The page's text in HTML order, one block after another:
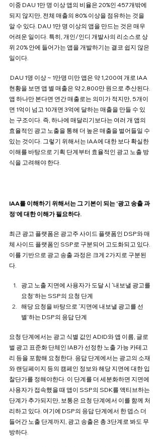
이중 DAU 1만 명 이상 앱의 비율은 20%인 457개밖에
되지 않지만, 전체 매출의 80% 이상을 점유하는 것을
알 수 있다. DAU 1만 명 이상의 앱을 만드는 것은 매우
어려운 일이다. 특히, 개인/인디 개발사의 리소스로 상
위 20% 안에 들어가는 앱을 개발하기는 결코 쉽지 않은
일이다.
현황을 보면 앱 별 매출은 약 2,800만 원으로 추산된다.
앱 하나만 본다면 연간 매출로는 의미가 적지만, 5개이
면 1억이 넘고 10개면 3억에 달하는 매출을 만들 수 있
는 구조이다. 즉, 하나에 매달리기보다는 여러 개 앱의
효율적인 광고 노출을 통해 더 높은 매출을 벌어들일 수
있는 것이다. 그렇기 위해서는 IAA에 대한 보다 확실한
이해를 바탕으로 기획 단계부터 효율적인 광고 노출 방
식을 고려해야 한다.
IAA를 이해하기 위해서는 그 기본이 되는 ‘광고 송출 과
정’에 대한 이해가 필요하다.
최근 광고 플랫폼은 광고주 사이드 플랫폼인 DSP와 매
체 사이드 플랫폼인 SSP로 구분되어 고도화되고 있다.
이를 기반으로 광고 송출 과정은 크게 2가지로 구분된
다.
광고 노출 지면에 사용자가 도달 시 ‘내보낼 광고를
요청’하는 SSP의 요청 단계
해당 요청을 바탕으로 ‘지면에 내보낼 광고를 선
별’하는 DSP의 응답 단계
요청 단계에서는 광고 식별 값인 ADID와 앱 이름, 글로
벌 광고 표준화 단체인 IAB가 선정한 노출 가능 카테고
리 등을 포함해 요청한다. 응답 단계에서는 광고의 소재
와 랜딩페이지 등의 캠페인 정보와 해당 지면에 대한 입
찰단가를 정해야한다. 이 단계를 더 세분화하면 지면에
사용자가 접속했을 때 앱이 SSP의 SDK를 액티브하는
단계가 추가되지만, 보통은 요청 단계에서 이를 함께 처
리하고 있다. 여기에 DSP의 응답 단계에서 한 뎁스 더
들어간 노출 단계까지, 광고 송출은 총 3단계로 봐도 무
방하다.